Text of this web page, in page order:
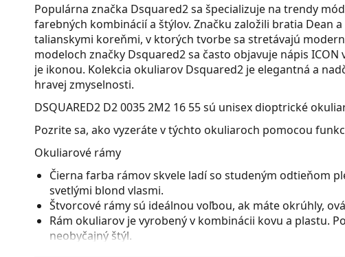
Populárna značka Dsquared2 sa špecializuje na trendy
farebných kombinácií a štýlov. Značku založili bratia Dean
talianskymi koreňmi, v ktorých tvorbe sa stretávajú
modeloch značky Dsquared2 sa často objavuje nápis
je ikonou. Kolekcia okuliarov Dsquared2 je elegantná a
hravej zmyselnosti.
DSQUARED2 D2 0035 2M2 16 55sú unisex dioptrické
Pozrite sa, ako vyzeráte v týchto okuliaroch pomocou
Okuliarové rámy
Čierna farba rámov skvele ladí so studeným odtieňom
svetlými blond vlasmi.
Štvorcové rámy sú ideálnou voľbou, ak máte okrúhly,
Rám okuliarov je vyrobený v kombinácii kovu a plastu.
neobyčajný štýl.